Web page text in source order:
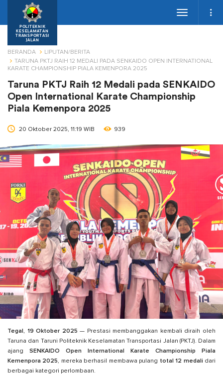
POLITEKNIK
KESELAMATAN
TRANSPORTASI
JALAN
Toggle
BERANDA
LIPUTAN/BERITA
TARUNA PKTJ RAIH 12 MEDALI PADA SENKAIDO OPEN INTERNATIONAL
KARATE CHAMPIONSHIP PIALA KEMENPORA 2025
Taruna PKTJ Raih 12 Medali pada SENKAIDO
Open International Karate Championship
Piala Kemenpora 2025
20 Oktober 2025, 11:19 WIB 939
Tegal, 19 Oktober 2025 — Prestasi membanggakan kembali diraih oleh
Taruna dan Taruni Politeknik Keselamatan Transportasi Jalan (PKTJ). Dalam
ajang SENKAIDO Open International Karate Championship Piala
Kemenpora 2025, mereka berhasil membawa pulang total 12 medali dari
berbagai kategori perlombaan.